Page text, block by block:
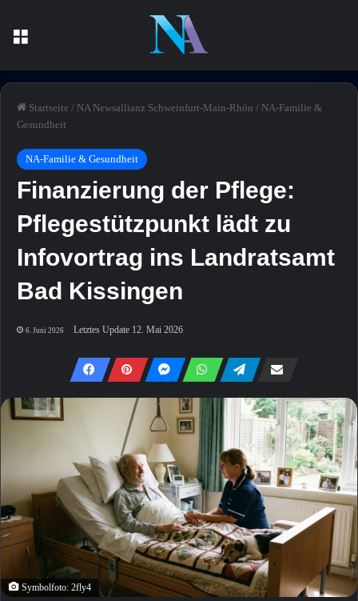
Startseite / NA Newsallianz Schweinfurt-Main-Rhön / NA-Familie &
Gesundheit
NA-Familie & Gesundheit
Finanzierung der Pflege:
Pflegestützpunkt lädt zu
Infovortrag ins Landratsamt
Bad Kissingen
6. Juni 2026 Letztes Update 12. Mai 2026
Symbolfoto: 2fly4